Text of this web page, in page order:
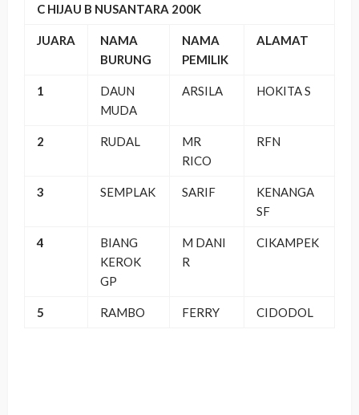
C HIJAU B NUSANTARA 200K
JUARA
NAMA
BURUNG
NAMA
PEMILIK
ALAMAT
1
DAUN
MUDA
ARSILA HOKITA S
2 RUDAL
MR
RICO
RFN
3 SEMPLAK SARIF
KENANGA
SF
4
BIANG
KEROK
GP
M DANI
R
CIKAMPEK
5 RAMBO FERRY CIDODOL